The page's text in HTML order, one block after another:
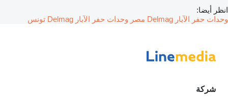
انظر أيضا:
وحدات حفر الآبار Delmag مصر
وحدات حفر الآبار Delmag تونس
شركة